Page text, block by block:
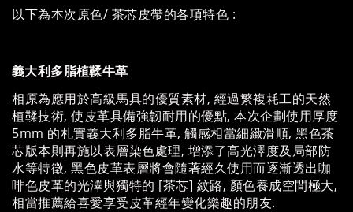
以下為本次原色/ 茶芯皮帶的各項特色 :
義大利多脂植鞣牛革
相原為應用於高級馬具的優質素材, 經過繁複耗工的天然
植鞣技術, 使皮革具備強韌耐用的優點, 本次企劃使用厚度
5mm 的札實義大利多脂牛革, 觸感相當細緻滑順, 黑色茶
芯版本則再施以表層染色處理, 增添了高光澤度及局部防
水等特徵, 黑色皮革表層將會隨著經久使用而逐漸透出咖
啡色皮革的光澤與獨特的 [茶芯] 紋路, 顏色養成空間極大,
相當推薦給喜愛享受皮革經年變化樂趣的朋友.